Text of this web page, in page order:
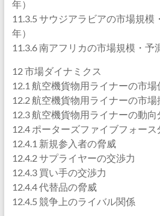
年）
11.3.5 サウジアラビアの市場規模
年）
11.3.6 南アフリカの市場規模・予
12 市場ダイナミクス
12.1 航空機貨物用ライナーの市場
12.2 航空機貨物用ライナーの市場
12.3 航空機貨物用ライナーの動向
12.4 ポーターズファイブフォース
12.4.1 新規参入者の脅威
12.4.2 サプライヤーの交渉力
12.4.3 買い手の交渉力
12.4.4 代替品の脅威
12.4.5 競争上のライバル関係